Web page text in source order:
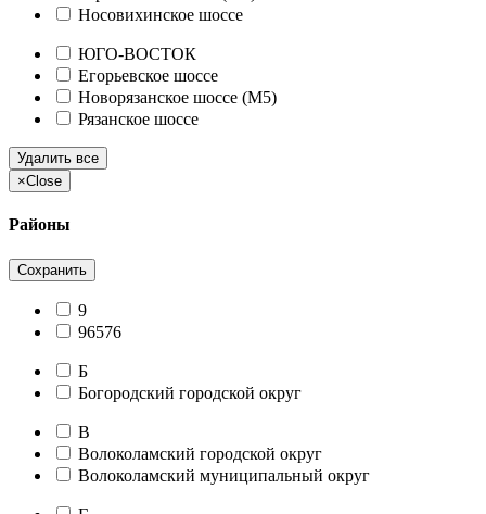
Носовихинское шоссе
ЮГО-ВОСТОК
Егорьевское шоссе
Новорязанское шоссе (М5)
Рязанское шоссе
Удалить все
×Close
Районы
Сохранить
9
96576
Б
Богородский городской округ
В
Волоколамский городской округ
Волоколамский муниципальный округ